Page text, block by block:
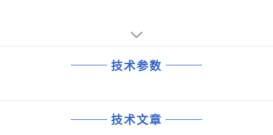
技术参数
技术文章